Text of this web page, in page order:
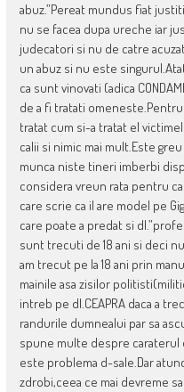
abuz.”Pereat mundus fiat
nu se facea dupa ureche iar
judecatori si nu de catre
un abuz si nu este
ca sunt vinovati (adica
de a fi tratati
tratat cum si-a tratat el
calii si nimic mai mult.Este
munca niste tineri imberbi
considera vreun rata pentru ca
care scrie ca il are model pe
care poate a predat si
sunt trecuti de 18 ani si deci
am trecut pe la 18 ani prin
mainile asa zisilor
intreb pe dl.CEAPRA daca a
randurile dumnealui par sa
spune multe despre caraterul
este problema d-sale.Dar
zdrobi,ceea ce mai devreme